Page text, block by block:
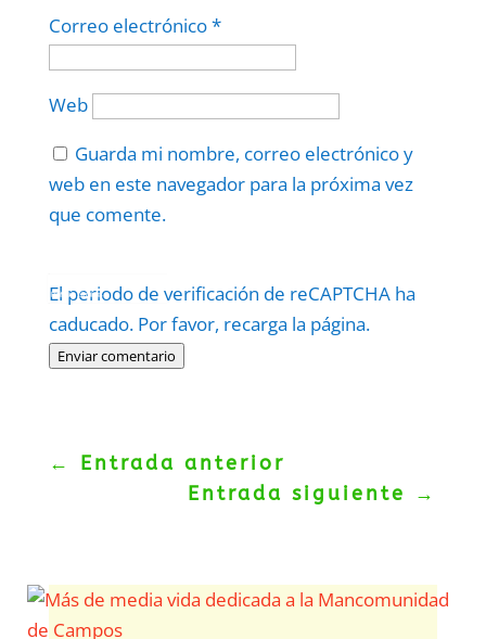
Correo electrónico*
Web
Guarda mi nombre, correo electrónico y
web en este navegador para la próxima vez
que comente.
El periodo de verificación de reCAPTCHA ha
caducado. Por favor, recarga la página.
Enviar comentario
Politica–Términos.
← Entrada anterior
Entrada siguiente
→